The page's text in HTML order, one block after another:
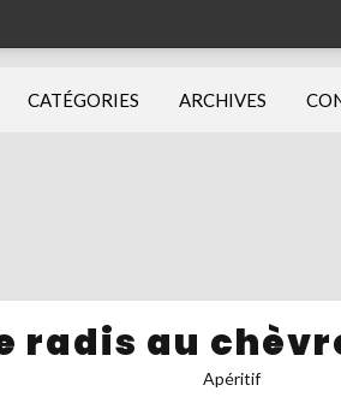
CATÉGORIES ARCHIVES
radis au
Apéritif